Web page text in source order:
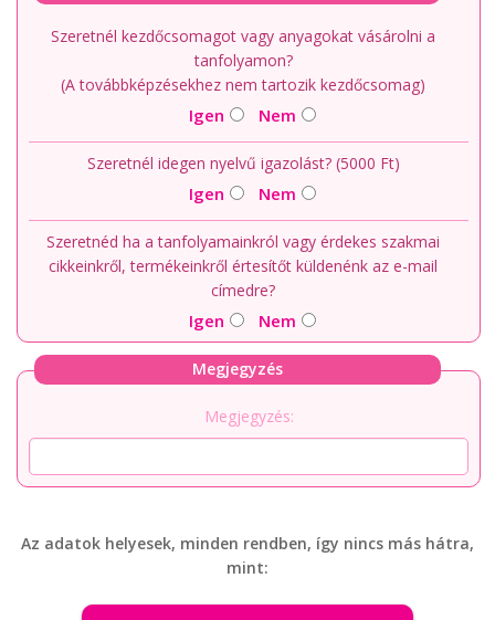
Szeretnél kezdőcsomagot vagy anyagokat vásárolni a
tanfolyamon?
(A továbbképzésekhez nem tartozik kezdőcsomag)
Igen Nem
Szeretnél idegen nyelvű igazolást? (5000 Ft)
Igen Nem
Szeretnéd ha a tanfolyamainkról vagy érdekes szakmai
cikkeinkről, termékeinkről értesítőt küldenénk az e-mail
címedre?
Igen Nem
Megjegyzés
Megjegyzés:
Az adatok helyesek, minden rendben, így nincs más hátra,
mint: